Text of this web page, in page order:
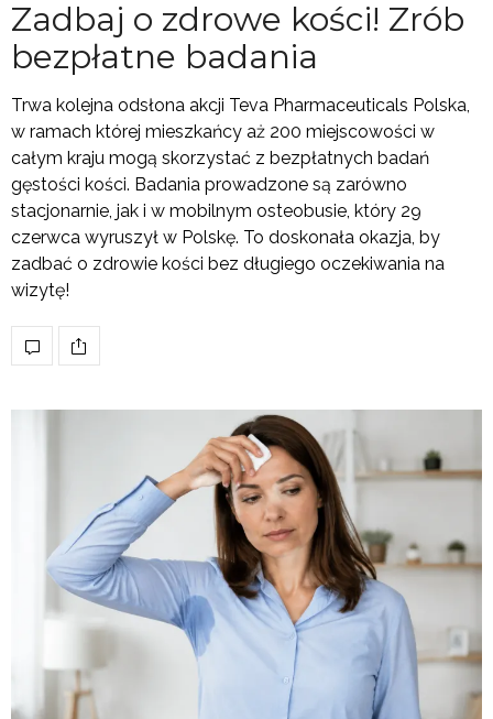
Zadbaj o zdrowe kości! Zrób
bezpłatne badania
Trwa kolejna odsłona akcji Teva Pharmaceuticals Polska,
w ramach której mieszkańcy aż 200 miejscowości w
całym kraju mogą skorzystać z bezpłatnych badań
gęstości kości. Badania prowadzone są zarówno
stacjonarnie, jak i w mobilnym osteobusie, który 29
czerwca wyruszył w Polskę. To doskonała okazja, by
zadbać o zdrowie kości bez długiego oczekiwania na
wizytę!